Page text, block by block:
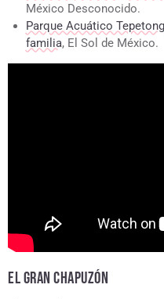
México Desconocido.
Parque Acuático
familia, El Sol de México.
EL GRAN CHAPUZÓN